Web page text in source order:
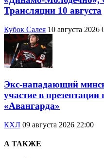
Трансляции 10 августа
Кубок Салея 10 августа 2026
Экс-нападающий
участие в
«Авангарда»
КХЛ 09 августа 2026 22:00
А ТАКЖЕ